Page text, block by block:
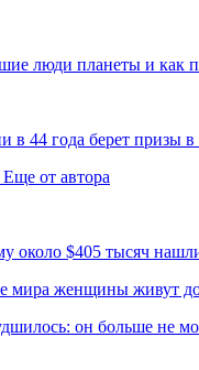
люди планеты и как
в 44 года берет призы
Еще от автора
около $405 тысяч
мира женщины живут
он больше не